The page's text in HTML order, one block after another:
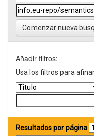
Comenzar nueva
Añadir filtros:
Usa los filtros para
Resultados por página